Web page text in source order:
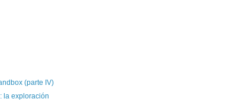
(parte IV)
la exploración